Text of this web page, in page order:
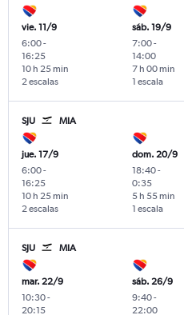
vie. 11/9
6:00-
16:25
2 escalas
10 h 25 min
sáb. 19/9
7:00-
14:00
1 escala
7 h 00 min
SJU MIA
jue. 17/9
6:00-
16:25
2 escalas
10 h 25 min
dom. 20/9
18:40-
0:35
1 escala
5 h 55 min
SJU MIA
mar. 22/9
10:30-
20:15
sáb. 26/9
9:40-
22:00